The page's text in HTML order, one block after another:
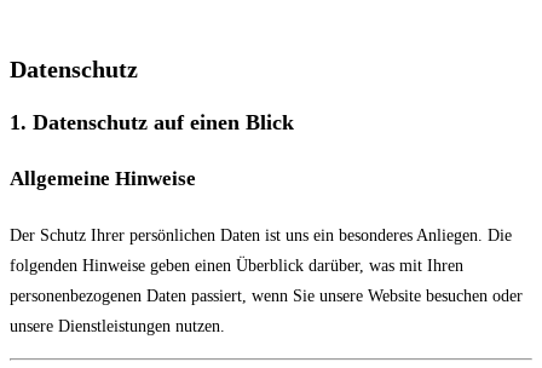
Datenschutz
1. Datenschutz auf einen Blick
Allgemeine Hinweise
Der Schutz Ihrer persönlichen Daten ist uns ein besonderes Anliegen. Die
folgenden Hinweise geben einen Überblick darüber, was mit Ihren
personenbezogenen Daten passiert, wenn Sie unsere Website besuchen oder
unsere Dienstleistungen nutzen.